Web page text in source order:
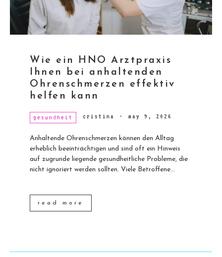
Wie ein HNO Arztpraxis
Ihnen bei anhaltenden
Ohrenschmerzen effektiv
helfen kann
gesundheit cristina - may 9, 2026
Anhaltende Ohrenschmerzen können den Alltag
erheblich beeinträchtigen und sind oft ein Hinweis
auf zugrunde liegende gesundheitliche Probleme, die
nicht ignoriert werden sollten. Viele Betroffene...
read more